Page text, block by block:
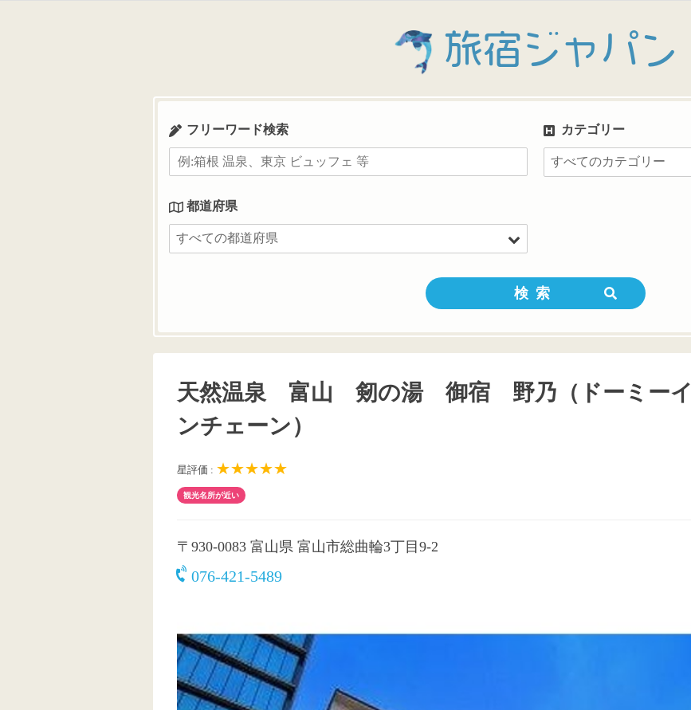
旅宿ジャパン
フリーワード検索 カテゴリー
都道府県
天然温泉 富山 剱の湯 御宿 野乃（ドーミーイ
ンチェーン）
星評価 : ★★★★★
観光名所が近い
〒930-0083 富山県 富山市総曲輪3丁目9-2
076-421-5489